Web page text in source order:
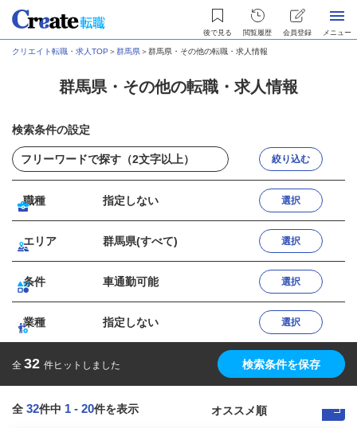
後で見る 閲覧履歴 会員登録 メニュー
クリエイト転職・求人TOP ＞群馬県＞群馬県・その他の転職・求人情報
群馬県・その他の転職・求人情報
検索条件の設定
絞り込む
職種 指定しない 選択
エリア 群馬県(すべて) 選択
条件 車通勤可能 選択
業種 指定しない 選択
全 32 件ヒットしました 検索条件を保存
全 32件中 1 - 20件を表示